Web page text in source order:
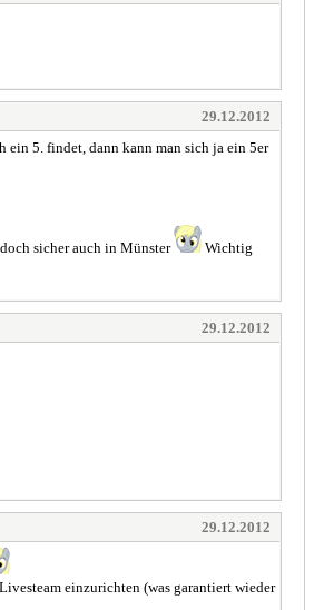
29.12.2012
ein 5. findet, dann kann man sich ja ein 5er
sicher auch in Münster Wichtig
29.12.2012
29.12.2012
einzurichten (was garantiert wieder